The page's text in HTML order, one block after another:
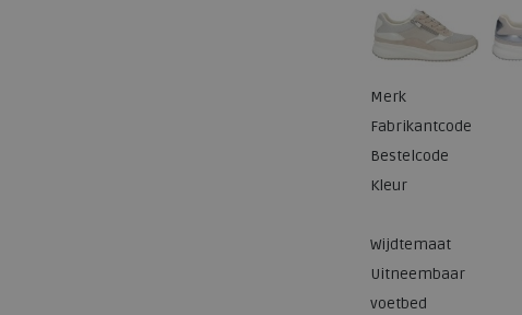
Merk
Fabrikantcode
Bestelcode
Kleur
Wijdtemaat
Uitneembaar
voetbed